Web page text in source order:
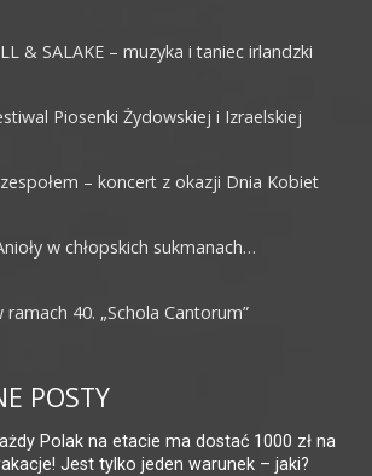
& SALAKE – muzyka i taniec irlandzki
Piosenki Żydowskiej i Izraelskiej
– koncert z okazji Dnia Kobiet
w chłopskich sukmanach…
ramach 40. „Schola Cantorum”
POSTY
Polak na etacie ma dostać 1000 zł na
Jest tylko jeden warunek – jaki?